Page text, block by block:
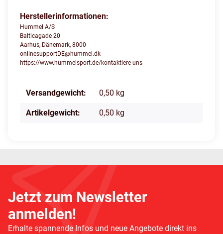
Herstellerinformationen:
Hummel A/S
Balticagade 20
Aarhus, Dänemark, 8000
onlinesupportDE@hummel.dk
https://www.hummelsport.de/kontaktiere-uns
Produkteigenschaft
Wert
Versandgewicht: 0,50 kg
Artikelgewicht: 0,50 kg
Jetzt zum Newsletter
anmelden!
Erhalte spannende Infos und neue Angebote direkt ins